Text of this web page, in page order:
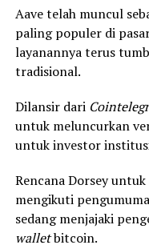
Aave telah muncul
paling populer di
layanannya terus
tradisional.
Dilansir dari
untuk meluncurkan
untuk investor
Rencana Dorsey untuk
mengikuti
sedang menjajaki
walletbitcoin.